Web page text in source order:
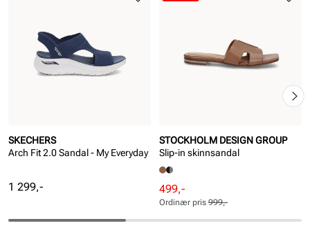
SKECHERS
Arch Fit 2.0 Sandal - My Everyday
Pris
1 299,-
STOCKHOLM DESIGN GROUP
Slip-in skinnsandal
Rabattert
pris
Pris
499,-
Ordinær
pris
Pris
Ordinær pris 999,-